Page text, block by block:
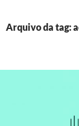
Arquivo da tag: